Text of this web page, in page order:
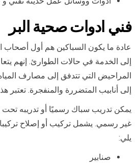
فني ادوات صحية البر
عادة ما يكون السباكين هم أول أصحاب
إلى الخدمة في حالات الطوارئ. إنهم
المراحيض التي تتدفق إلى مصارف
إلى أنابيب المتضررة والمنفجرة.
يمكن تدريب سباك رسميًا أو تدريبه
غير رسمي. يشمل تركيب أو إصلاح
يلي:
صنابير